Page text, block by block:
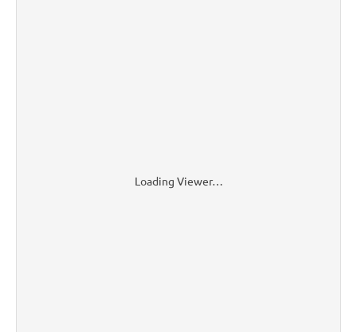
Loading Viewer…